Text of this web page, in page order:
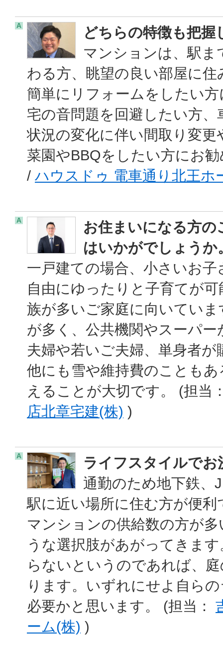
A
どちらの特徴も把
マンションは、駅ま
わる方、眺望の良い部屋に
簡単にリフォームをしたい
宅の音問題を回避したい方
状況の変化に伴い間取り変
菜園やBBQをしたい方にお
/ ハウスドゥ 電車通り北王ホ
A
お住まいになる方の
はいかがでしょうか
一戸建ての場合、小さいお
自由にゆったりと子育てが
族が多いご家庭に向いてい
が多く、公共機関やスーパ
夫婦や若いご夫婦、単身者
他にも雪や維持費のことも
えることが大切です。 (担当
店北章宅建(株) )
A
ライフスタイルでお
通勤のため地下鉄、
駅に近い場所に住む方が便
マンションの供給数の方が
うな選択肢があがってきま
らないというのであれば、
ります。いずれにせよ自ら
必要かと思います。 (担当：
ーム(株) )